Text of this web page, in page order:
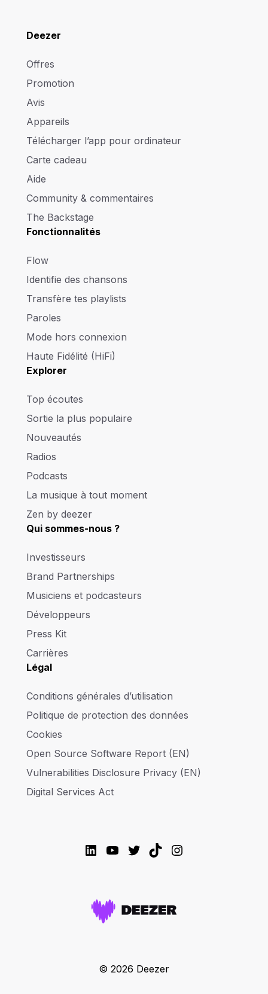
Deezer
Offres
Promotion
Avis
Appareils
Télécharger l’app pour ordinateur
Carte cadeau
Aide
Community & commentaires
The Backstage
Fonctionnalités
Flow
Identifie des chansons
Transfère tes playlists
Paroles
Mode hors connexion
Haute Fidélité (HiFi)
Explorer
Top écoutes
Sortie la plus populaire
Nouveautés
Radios
Podcasts
La musique à tout moment
Zen by deezer
Qui sommes-nous ?
Investisseurs
Brand Partnerships
Musiciens et podcasteurs
Développeurs
Press Kit
Carrières
Légal
Conditions générales d’utilisation
Politique de protection des données
Cookies
Open Source Software Report (EN)
Vulnerabilities Disclosure Privacy (EN)
Digital Services Act
LinkedIn
YouTube
Twitter
TikTokInstagram
© 2026 Deezer